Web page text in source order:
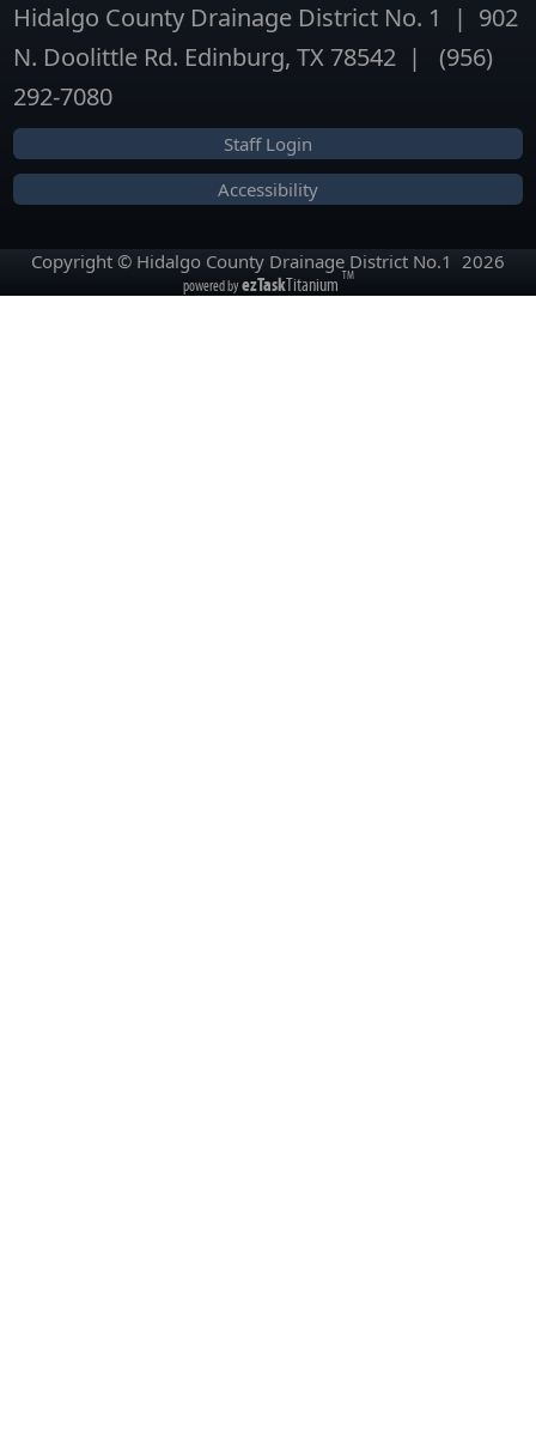
Hidalgo County Drainage District No. 1 | 902
N. Doolittle Rd. Edinburg, TX 78542 | (956)
292-7080
Staff Login
Accessibility
Copyright © Hidalgo County Drainage District No.1 2026
powered byezTaskTitanium TM